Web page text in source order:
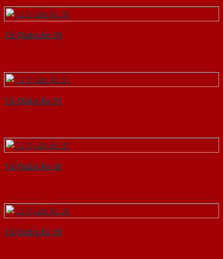
Tủ Quần Áo 30
Tủ Quần Áo 31
Tủ Quần Áo 41
Tủ Quần Áo 28